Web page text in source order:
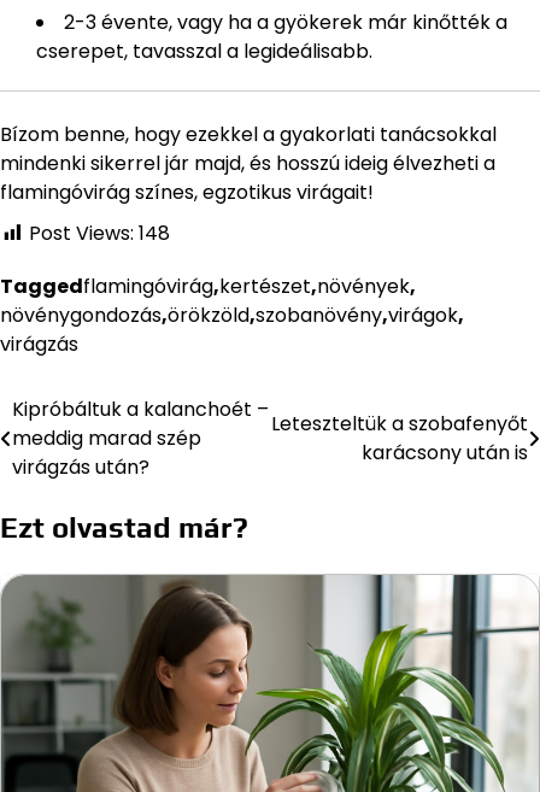
2-3 évente, vagy ha a gyökerek már kinőtték a
cserepet, tavasszal a legideálisabb.
Bízom benne, hogy ezekkel a gyakorlati tanácsokkal
mindenki sikerrel jár majd, és hosszú ideig élvezheti a
flamingóvirág színes, egzotikus virágait!
Post Views: 148
Taggedflamingóvirág,kertészet,növények,
növénygondozás,örökzöld,szobanövény,virágok,
virágzás
Bejegyzés
navigáció
Kipróbáltuk a kalanchoét –
meddig marad szép
virágzás után?
Leteszteltük a szobafenyőt
karácsony után is
Ezt olvastad már?